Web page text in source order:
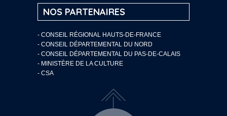
NOS PARTENAIRES
- CONSEIL RÉGIONAL HAUTS-DE-FRANCE
- CONSEIL DÉPARTEMENTAL DU NORD
- CONSEIL DÉPARTEMENTAL DU PAS-DE-CALAIS
- MINISTÈRE DE LA CULTURE
- CSA